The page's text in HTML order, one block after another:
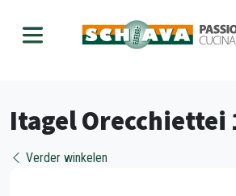
Itagel Orecchiettei
Verder winkelen